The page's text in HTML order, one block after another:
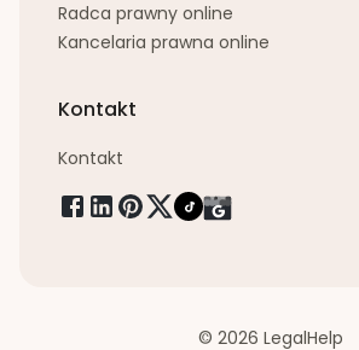
Radca prawny online
Kancelaria prawna online
Kontakt
Kontakt
© 2026 LegalHelp